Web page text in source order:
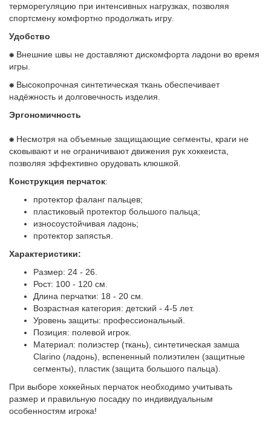
терморегуляцию при интенсивных нагрузках, позволяя
спортсмену комфортно продолжать игру.
Удобство
⁕ Внешние швы не доставляют дискомфорта ладони во время
игры.
⁕ Высокопрочная синтетическая ткань обеспечивает
надёжность и долговечность изделия.
Эргономичность
⁕ Несмотря на объемные защищающие сегменты, краги не
сковывают и не ограничивают движения рук хоккеиста,
позволяя эффективно орудовать клюшкой.
Конструкция перчаток:
протектор фаланг пальцев;
пластиковый протектор большого пальца;
износоустойчивая ладонь;
протектор запястья.
Характеристики:
Размер: 24 - 26.
Рост: 100 - 120 см.
Длина перчатки: 18 - 20 см.
Возрастная категория: детский - 4-5 лет.
Уровень защиты: профессиональный.
Позиция: полевой игрок.
Материал: полиэстер (ткань), синтетическая замша
Clarino (ладонь), вспененный полиэтилен (защитные
сегменты), пластик (защита большого пальца).
При выборе хоккейных перчаток необходимо учитывать
размер и правильную посадку по индивидуальным
особенностям игрока!